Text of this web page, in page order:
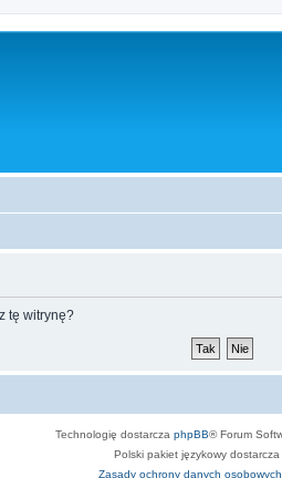
tę witrynę?
Technologię dostarcza phpBB® Forum
Polski pakiet językowy dostarcza
Zasady ochrony danych osobowych